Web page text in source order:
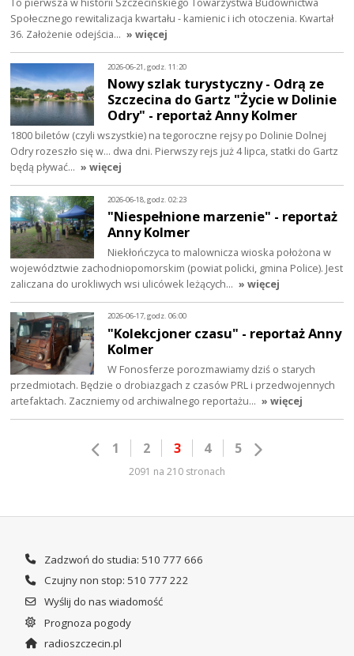
Społecznego rewitalizacja kwartału - kamienic i ich otoczenia. Kwartał
36. Założenie odejścia… » więcej
2026-06-21, godz. 11:20
Nowy szlak turystyczny - Odrą ze
Szczecina do Gartz "Życie w Dolinie
Odry" - reportaż Anny Kolmer
1800 biletów (czyli wszystkie) na tegoroczne rejsy po Dolinie Dolnej
Odry rozeszło się w... dwa dni. Pierwszy rejs już 4 lipca, statki do Gartz
będą pływać… » więcej
2026-06-18, godz. 02:23
"Niespełnione marzenie" - reportaż
Anny Kolmer
Niekłończyca to malownicza wioska położona w
województwie zachodniopomorskim (powiat policki, gmina Police). Jest
zaliczana do urokliwych wsi ulicówek leżących… » więcej
2026-06-17, godz. 06:00
"Kolekcjoner czasu" - reportaż Anny
Kolmer
W Fonosferze porozmawiamy dziś o starych
przedmiotach. Będzie o drobiazgach z czasów PRL i przedwojennych
artefaktach. Zaczniemy od archiwalnego reportażu… » więcej
1 2 3 4 5
2091 na 210 stronach
Zadzwoń do studia: 510 777 666
Czujny non stop: 510 777 222
Wyślij do nas wiadomość
Prognoza pogody
radioszczecin.pl